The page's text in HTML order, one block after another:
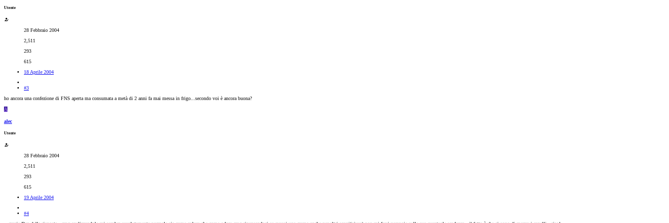
Utente
28 Febbraio 2004
2,511
293
615
18 Aprile 2004
#3
ho ancora una confezione di FNS aperta ma consumata a metà di 2 anni fa mai messa in frigo...secondo voi è ancora buona?
A
alec
Utente
28 Febbraio 2004
2,511
293
615
19 Aprile 2004
#4